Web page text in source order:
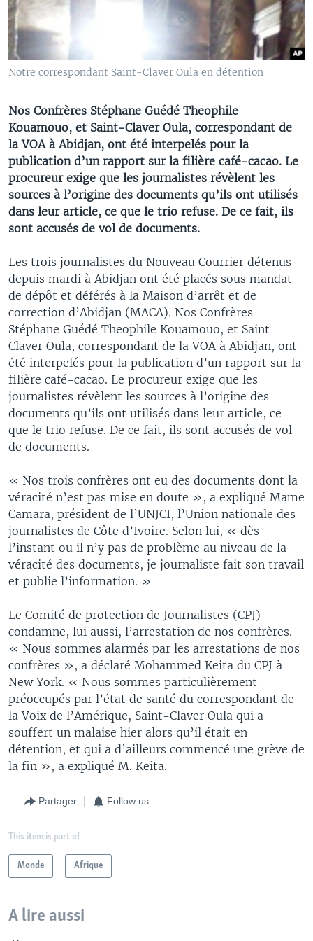
Notre correspondant Saint-Claver Oula en détention
Nos Confrères Stéphane Guédé Theophile
Kouamouo, et Saint-Claver Oula, correspondant de
la VOA à Abidjan, ont été interpelés pour la
publication d’un rapport sur la filière café-cacao. Le
procureur exige que les journalistes révèlent les
sources à l’origine des documents qu’ils ont utilisés
dans leur article, ce que le trio refuse. De ce fait, ils
sont accusés de vol de documents.
Les trois journalistes du Nouveau Courrier détenus
depuis mardi à Abidjan ont été placés sous mandat
de dépôt et déférés à la Maison d’arrêt et de
correction d’Abidjan (MACA). Nos Confrères
Stéphane Guédé Theophile Kouamouo, et Saint-
Claver Oula, correspondant de la VOA à Abidjan, ont
été interpelés pour la publication d’un rapport sur la
filière café-cacao. Le procureur exige que les
journalistes révèlent les sources à l’origine des
documents qu’ils ont utilisés dans leur article, ce
que le trio refuse. De ce fait, ils sont accusés de vol
de documents.
« Nos trois confrères ont eu des documents dont la
véracité n’est pas mise en doute », a expliqué Mame
Camara, président de l’UNJCI, l’Union nationale des
journalistes de Côte d’Ivoire. Selon lui, « dès
l’instant ou il n’y pas de problème au niveau de la
véracité des documents, je journaliste fait son travail
et publie l’information. »
Le Comité de protection de Journalistes (CPJ)
condamne, lui aussi, l’arrestation de nos confrères.
« Nous sommes alarmés par les arrestations de nos
confrères », a déclaré Mohammed Keita du CPJ à
New York. « Nous sommes particulièrement
préoccupés par l’état de santé du correspondant de
la Voix de l’Amérique, Saint-Claver Oula qui a
souffert un malaise hier alors qu’il était en
détention, et qui a d’ailleurs commencé une grève de
la fin », a expliqué M. Keita.
Partager Follow us
This item is part of
Monde Afrique
A lire aussi